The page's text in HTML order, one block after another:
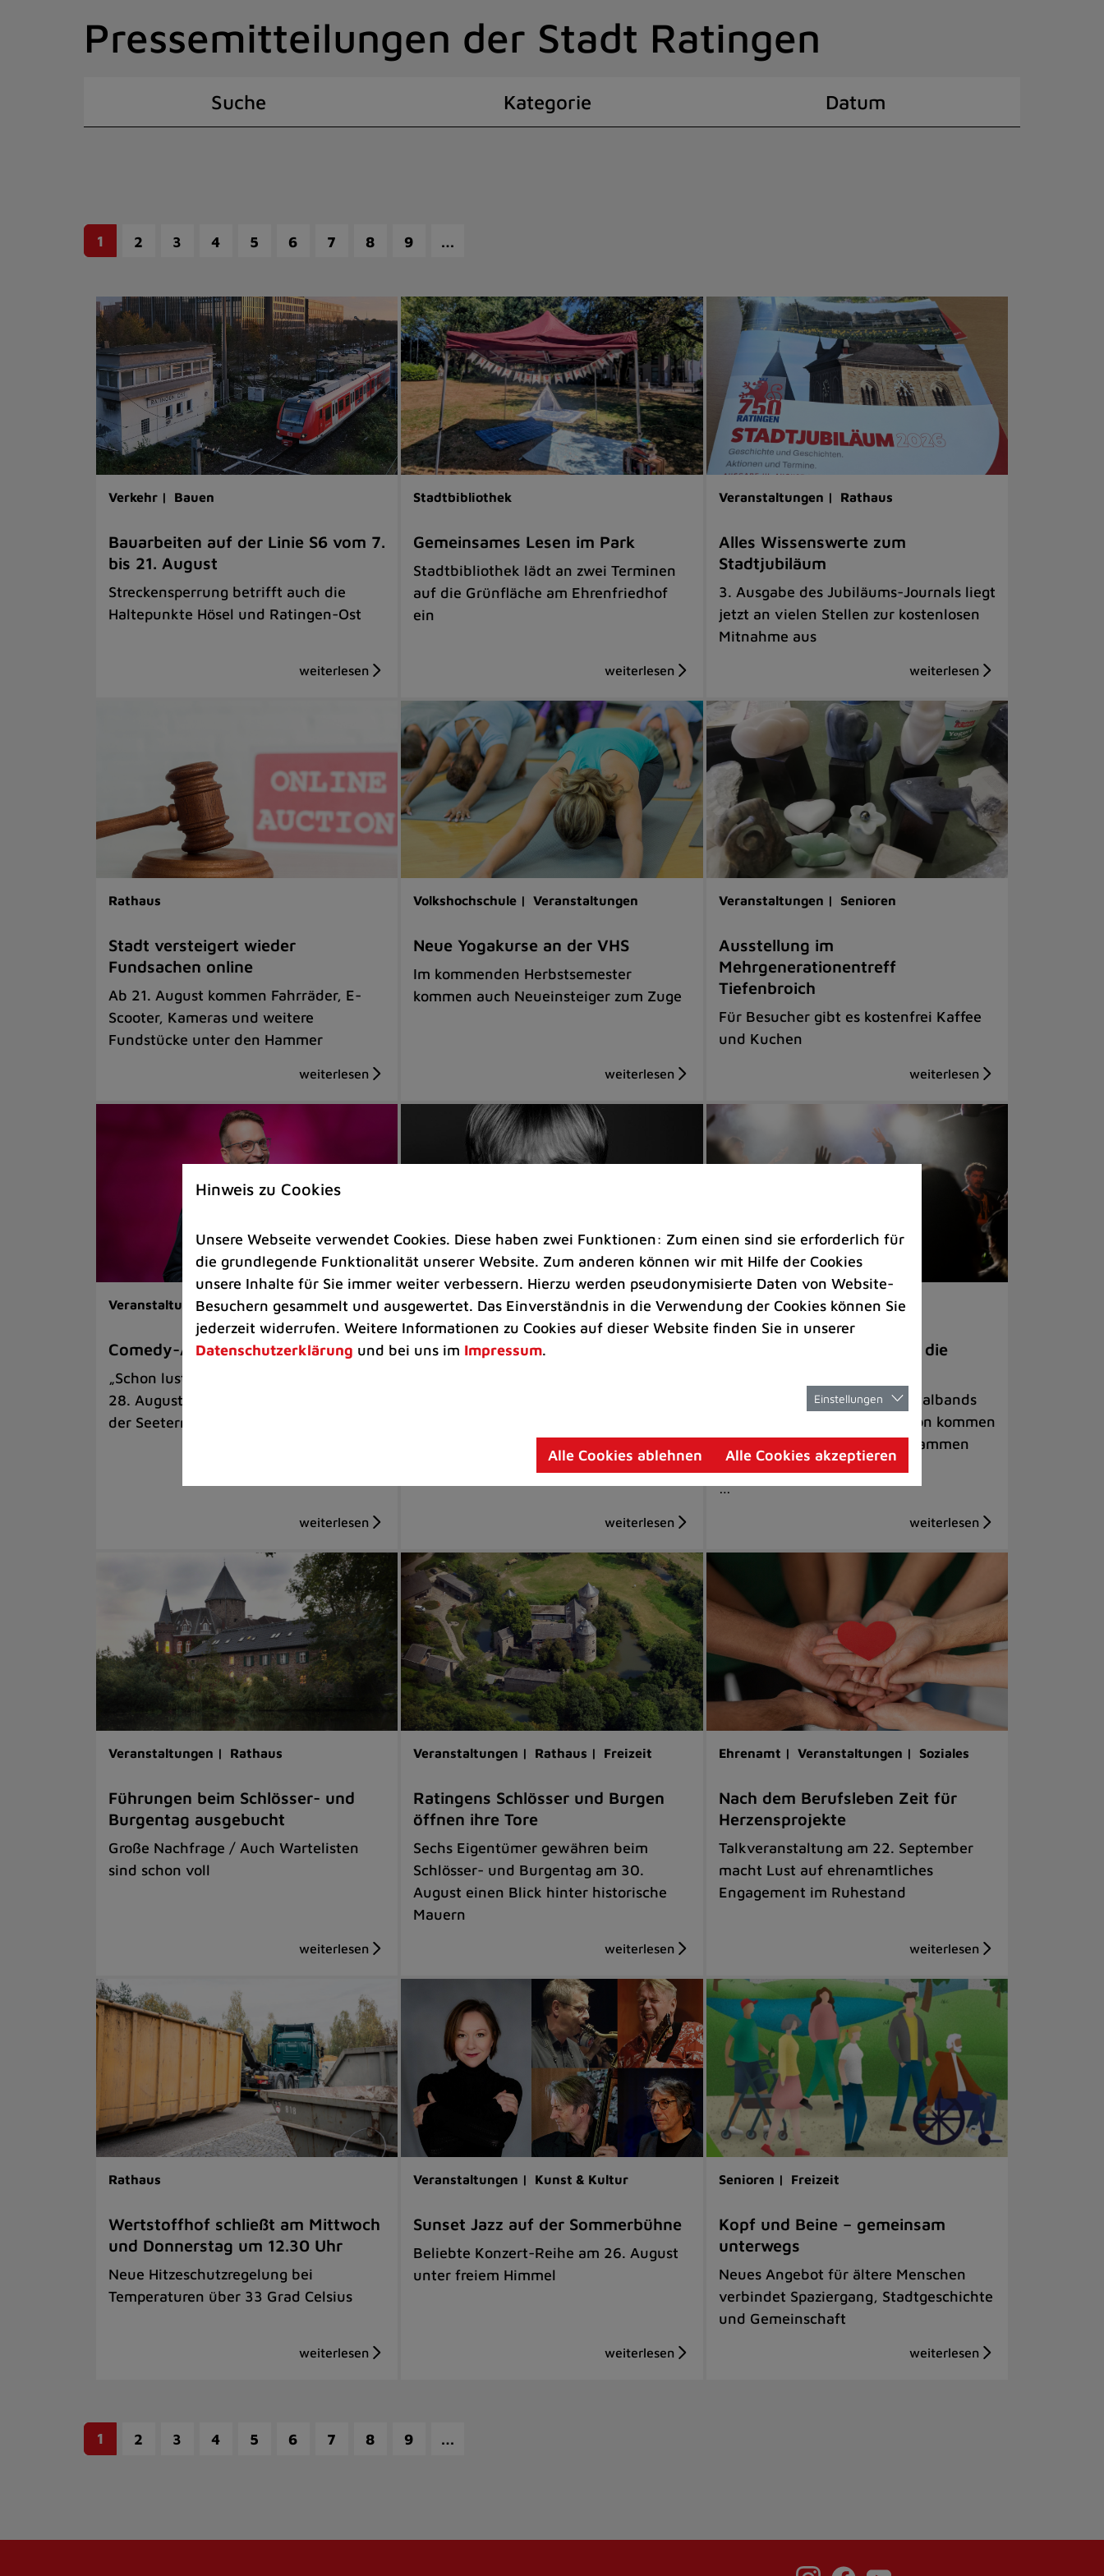
Pressemitteilungen der Stadt Ratingen
Suche Kategorie Datum
1 2 3 4 5 6 7 8 9 …
Verkehr | Bauen
Bauarbeiten auf der Linie S6 vom 7.
bis 21. August
Streckensperrung betrifft auch die
Haltepunkte Hösel und Ratingen-Ost
Stadtbibliothek
Gemeinsames Lesen im Park
Stadtbibliothek lädt an zwei Terminen
auf die Grünfläche am Ehrenfriedhof
ein
Veranstaltungen | Rathaus
Alles Wissenswerte zum
Stadtjubiläum
3. Ausgabe des Jubiläums-Journals liegt
jetzt an vielen Stellen zur kostenlosen
Mitnahme aus
Rathaus
Stadt versteigert wieder
Fundsachen online
Ab 21. August kommen Fahrräder, E-
Scooter, Kameras und weitere
Fundstücke unter den Hammer
Volkshochschule | Veranstaltungen
Neue Yogakurse an der VHS
Im kommenden Herbstsemester
kommen auch Neueinsteiger zum Zuge
Veranstaltungen | Senioren
Ausstellung im
Mehrgenerationentreff
Tiefenbroich
Für Besucher gibt es kostenfrei Kaffee
und Kuchen
Veranstaltungen | Kunst & Kultur
Comedy-Abend mit Benni Stark
„Schon lustig, wenn’s witzig ist!“ am
28. August auf der Sommerbühne an
der Seeterrasse
Veranstaltungen
Kultkicker Ansgar Brinkmann
Veranstaltungen
„Manege Madness“ bringt die
Internationale Rock- und Metalbands
und starke Acts aus der Region kommen
am 17. Oktober in Lintorf zusammen
…
Veranstaltungen | Rathaus
Führungen beim Schlösser- und
Burgentag ausgebucht
Große Nachfrage / Auch Wartelisten
sind schon voll
Veranstaltungen | Rathaus | Freizeit
Ratingens Schlösser und Burgen
öffnen ihre Tore
Sechs Eigentümer gewähren beim
Schlösser- und Burgentag am 30.
August einen Blick hinter historische
Mauern
Ehrenamt | Veranstaltungen | Soziales
Nach dem Berufsleben Zeit für
Herzensprojekte
Talkveranstaltung am 22. September
macht Lust auf ehrenamtliches
Engagement im Ruhestand
Rathaus
Wertstoffhof schließt am Mittwoch
und Donnerstag um 12.30 Uhr
Neue Hitzeschutzregelung bei
Temperaturen über 33 Grad Celsius
Veranstaltungen | Kunst & Kultur
Sunset Jazz auf der Sommerbühne
Beliebte Konzert-Reihe am 26. August
unter freiem Himmel
Senioren | Freizeit
Kopf und Beine – gemeinsam
unterwegs
Neues Angebot für ältere Menschen
verbindet Spaziergang, Stadtgeschichte
und Gemeinschaft
1 2 3 4 5 6 7 8 9 …
Hinweis zu Cookies
Unsere Webseite verwendet Cookies. Diese haben zwei Funktionen: Zum einen sind sie erforderlich für
die grundlegende Funktionalität unserer Website. Zum anderen können wir mit Hilfe der Cookies
unsere Inhalte für Sie immer weiter verbessern. Hierzu werden pseudonymisierte Daten von Website-
Besuchern gesammelt und ausgewertet. Das Einverständnis in die Verwendung der Cookies können Sie
jederzeit widerrufen. Weitere Informationen zu Cookies auf dieser Website finden Sie in unserer
Datenschutzerklärung und bei uns im Impressum.
Einstellungen
Alle Cookies ablehnen Alle Cookies akzeptieren